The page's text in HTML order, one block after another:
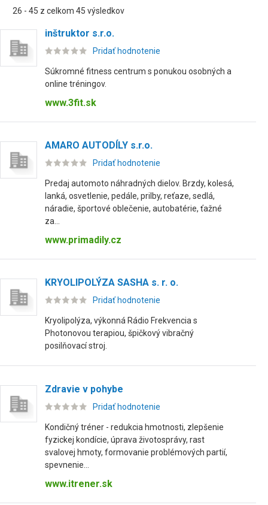
26 - 45 z celkom 45 výsledkov
inštruktor s.r.o.
Pridať hodnotenie
Súkromné fitness centrum s ponukou osobných a
online tréningov.
www.3fit.sk
AMARO AUTODÍLY s.r.o.
Pridať hodnotenie
Predaj automoto náhradných dielov. Brzdy, kolesá,
lanká, osvetlenie, pedále, prilby, reťaze, sedlá,
náradie, športové oblečenie, autobatérie, ťažné
za...
www.primadily.cz
KRYOLIPOLÝZA SASHA s. r. o.
Pridať hodnotenie
Kryolipolýza, výkonná Rádio Frekvencia s
Photonovou terapiou, špičkový vibračný
posilňovací stroj.
Zdravie v pohybe
Pridať hodnotenie
Kondičný tréner - redukcia hmotnosti, zlepšenie
fyzickej kondície, úprava životosprávy, rast
svalovej hmoty, formovanie problémových partií,
spevnenie...
www.itrener.sk